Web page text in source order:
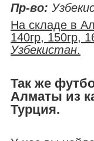
Пр-во:
На складе в
140гр, 150гр,
Узбекистан.
Так же
Алматы из
Турция.